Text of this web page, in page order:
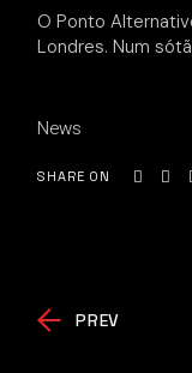
O Ponto
Londres. Num
News
SHARE ON
PREV